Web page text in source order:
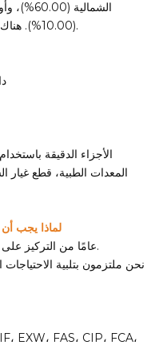
(10.00%). هناك إجمالي حوالي 51-100 شخص في مكتبنا.
الأجزاء الدقيقة
المعدات الطبية، قطع غيار
4. لماذا
13 عامًا من التركيز على مجال تصنيع النماذج الأولية عالية الدقة.
نحن ملتزمون بتلبية الاحتياجات